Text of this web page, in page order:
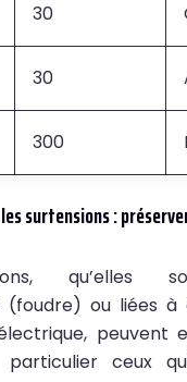
30
30
300
surtensions :
qu’elles
(foudre) ou liées
peuvent
particulier ceux